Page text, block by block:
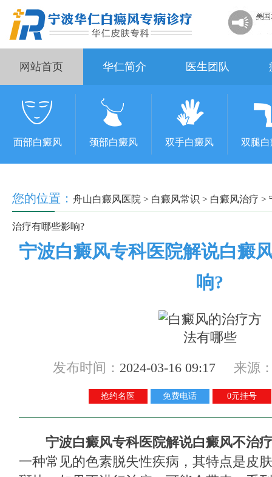
网站首页 华仁简介 医生团队
面部白癜风 颈部白癜风 双手白癜风 双腿
您的位置： 舟山白癜风医院 > 白癜风常识 > 白癜风治疗 >
治疗有哪些影响?
宁波白癜风专科医院解说白癜
响?
发布时间： 2024-03-16 09:17 来源
抢约名医 免费电话 0元挂号
宁波白癜风专科医院解说白癜风不治
一种常见的色素脱失性疾病，其特点是皮